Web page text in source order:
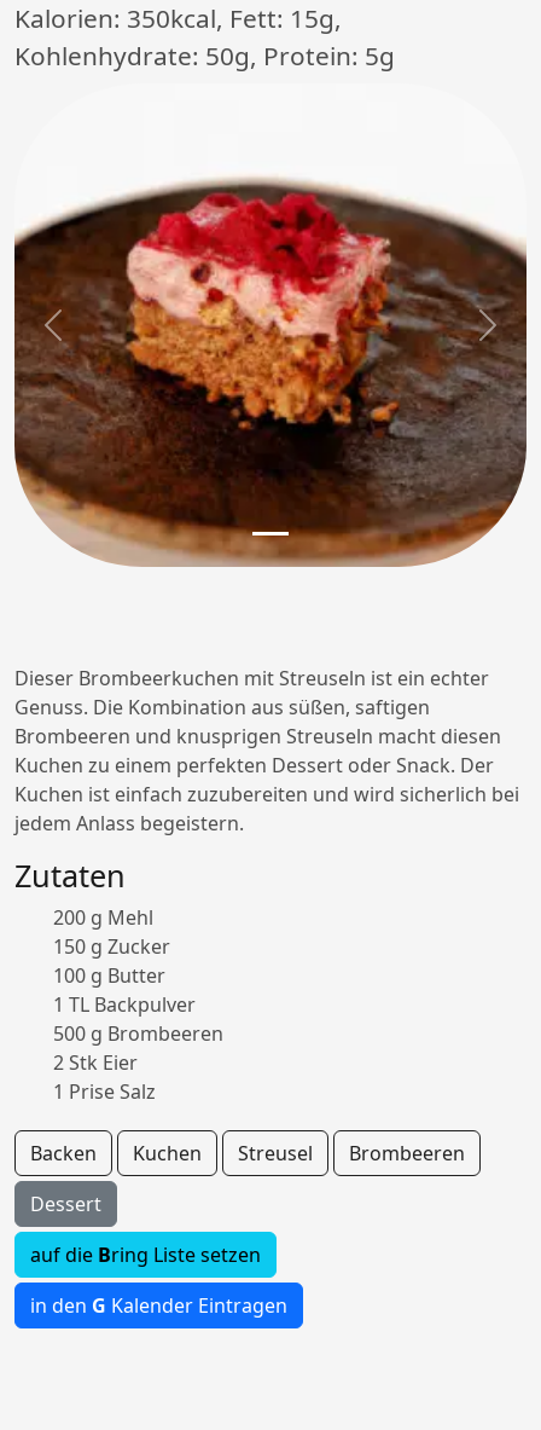
Kalorien: 350kcal, Fett: 15g,
Kohlenhydrate: 50g, Protein: 5g
Previous Next
Dieser Brombeerkuchen mit Streuseln ist ein echter
Genuss. Die Kombination aus süßen, saftigen
Brombeeren und knusprigen Streuseln macht diesen
Kuchen zu einem perfekten Dessert oder Snack. Der
Kuchen ist einfach zuzubereiten und wird sicherlich bei
jedem Anlass begeistern.
Zutaten
200 g Mehl
150 g Zucker
100 g Butter
1 TL Backpulver
500 g Brombeeren
2 Stk Eier
1 Prise Salz
Backen Kuchen Streusel
Brombeeren
Dessert
auf die Bring Liste setzen
in den G Kalender Eintragen